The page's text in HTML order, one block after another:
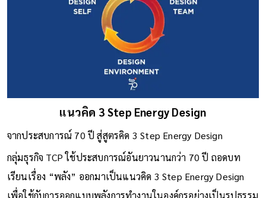
แนวคิด 3 Step Energy Design
จากประสบการณ์ 70 ปี สู่สูตรคิด 3 Step Energy Design
กลุ่มธุรกิจ TCP ใช้ประสบการณ์อันยาวนานกว่า 70 ปี ถอดบท
เรียนเรื่อง “พลัง” ออกมาเป็นแนวคิด 3 Step Energy Design
เพื่อใช้กับการออกแบบพลังการทำงานในองค์กรอย่างเป็นรูปธรรม